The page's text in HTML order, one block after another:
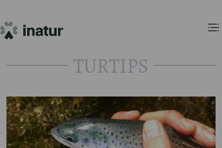
TURTIPS
Tag:
jotunheimen